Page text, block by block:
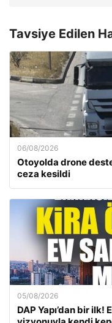
Tavsiye Edilen
06/08/2026
Otoyolda drone
ceza kesildi
05/08/2026
DAP Yapı’dan bir